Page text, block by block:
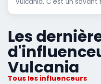
Les
Vulcania
Tous les influenceurs